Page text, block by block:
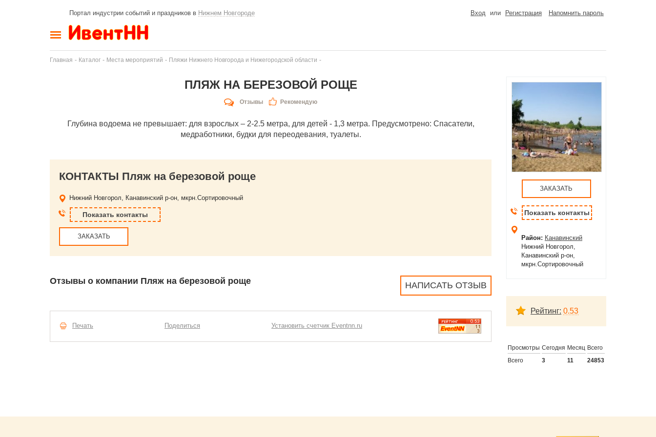
Портал индустрии событий и праздников в Нижнем Новгороде Вход или Регистрация Напомнить пароль
Главная - Каталог - Места мероприятий - Пляжи Нижнего Новгорода и Нижегородской области -
ПЛЯЖ НА БЕРЕЗОВОЙ РОЩЕ
Отзывы Рекомендую
Глубина водоема не превышает: для взрослых – 2-2.5 метра, для детей - 1,3 метра. Предусмотрено: Спасатели,
медработники, будки для переодевания, туалеты.
КОНТАКТЫ Пляж на березовой роще
Нижний Новгорол, Канавинский р-он, мкрн.Сортировочный
Показать контакты
ЗАКАЗАТЬ
НАПИСАТЬ ОТЗЫВ
Отзывы о компании Пляж на березовой роще
Печать Поделиться Установить счетчик Eventnn.ru
ЗАКАЗАТЬ
Показать контакты
Район: Канавинский
Нижний Новгорол,
Канавинский р-он,
мкрн.Сортировочный
Рейтинг: 0.53
Просмотры Сегодня Месяц Всего
Всего
3 11 24853